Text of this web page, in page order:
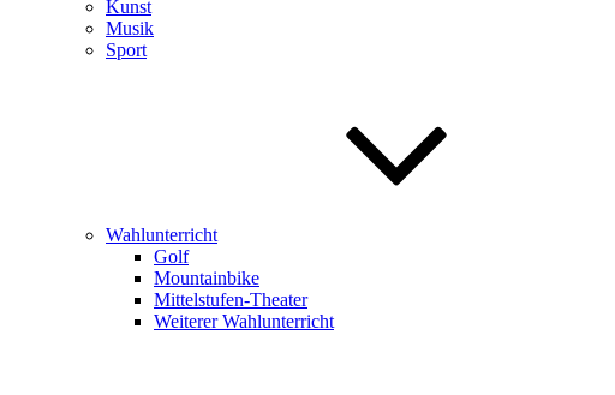
Kunst
Musik
Sport
Wahlunterricht
Golf
Mountainbike
Mittelstufen-Theater
Weiterer Wahlunterricht